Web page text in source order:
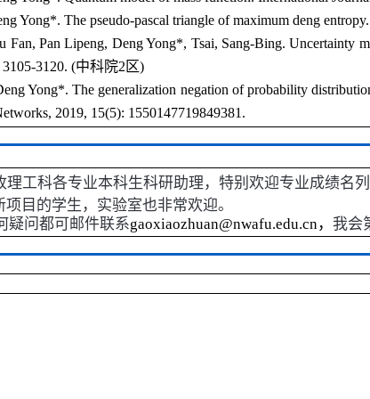
Yong*. The pseudo-pascal triangle of maximum deng
Fan, Pan Lipeng, Deng Yong*, Tsai, Sang-Bing. Uncertainty
3105-3120. (中科院2 区)
Yong*. The generalization negation of probability
2019, 15(5): 1550147719849381.
理工科各专业本科生科研助理，特别欢迎专业成绩名
目的学生，实验室也非常欢迎。
疑问都可邮件联系gaoxiaozhuan@nwafu.edu.cn， 我会